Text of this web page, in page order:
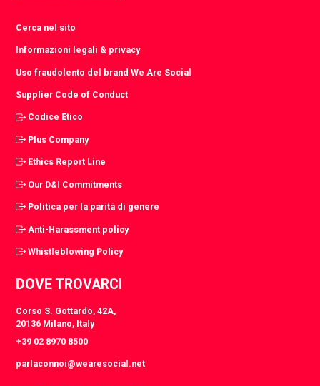
Cerca nel sito
Informazioni legali & privacy
Uso fraudolento del brand We Are Social
Supplier Code of Conduct
Codice Etico
Plus Company
Ethics Report Line
Our D&I Commitments
Politica per la parità di genere
Anti-Harassment policy
Whistleblowing Policy
DOVE TROVARCI
Corso S. Gottardo, 42A,
20136 Milano, Italy
+39 02 8970 8500
parlaconnoi@wearesocial.net